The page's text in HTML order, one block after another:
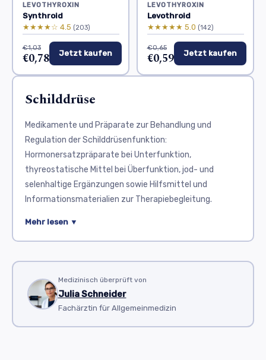
LEVOTHYROXIN
Synthroid
★★★★☆ 4.5 (203)
€1,03
€0,78 Jetzt kaufen
LEVOTHYROXIN
Levothroid
★★★★★ 5.0 (142)
€0,65
€0,59 Jetzt kaufen
Schilddrüse
Medikamente und Präparate zur Behandlung und
Regulation der Schilddrüsenfunktion:
Hormonersatzpräparate bei Unterfunktion,
thyreostatische Mittel bei Überfunktion, jod- und
selenhaltige Ergänzungen sowie Hilfsmittel und
Informationsmaterialien zur Therapiebegleitung.
Die Schilddrüse ist ein kleines, aber wichtiges Organ im
Energiehaushalt steuern. Störungen der
Schilddrüsenfunktion können zu einer Unterfunktion
(Hypothyreose) oder Überfunktion (Hyperthyreose)
führen. Unter dem Stichwort „Schilddrüse“ werden
Arzneimittel zusammengefasst, die auf diese
Mehr lesen ▼
Medizinisch überprüft von
Julia Schneider
Fachärztin für Allgemeinmedizin